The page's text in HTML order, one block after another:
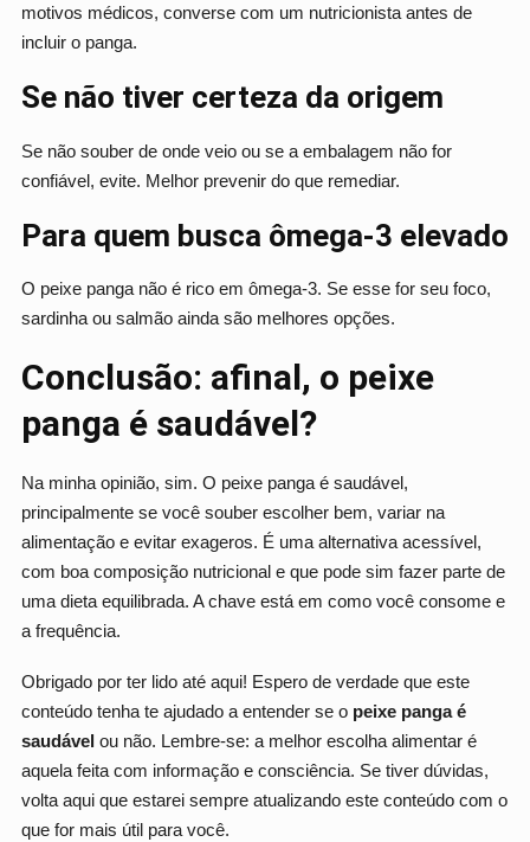
motivos médicos, converse com um nutricionista antes de
incluir o panga.
Se não tiver certeza da origem
Se não souber de onde veio ou se a embalagem não for
confiável, evite. Melhor prevenir do que remediar.
Para quem busca ômega-3 elevado
O peixe panga não é rico em ômega-3. Se esse for seu foco,
sardinha ou salmão ainda são melhores opções.
Conclusão: afinal, o peixe
panga é saudável?
Na minha opinião, sim. O peixe panga é saudável,
principalmente se você souber escolher bem, variar na
alimentação e evitar exageros. É uma alternativa acessível,
com boa composição nutricional e que pode sim fazer parte de
uma dieta equilibrada. A chave está em como você consome e
a frequência.
Obrigado por ter lido até aqui! Espero de verdade que este
conteúdo tenha te ajudado a entender se o peixe panga é
saudávelou não. Lembre-se: a melhor escolha alimentar é
aquela feita com informação e consciência. Se tiver dúvidas,
volta aqui que estarei sempre atualizando este conteúdo com o
que for mais útil para você.